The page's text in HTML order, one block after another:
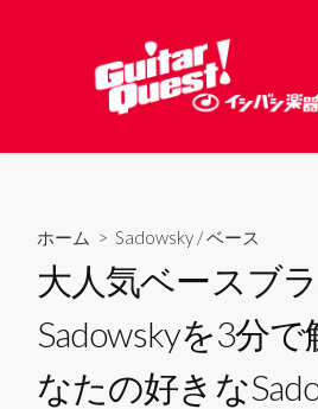
へ
ホーム > Sadowsky /ベース
大人気ベースブ
Sadowskyを3分
なたの好きな